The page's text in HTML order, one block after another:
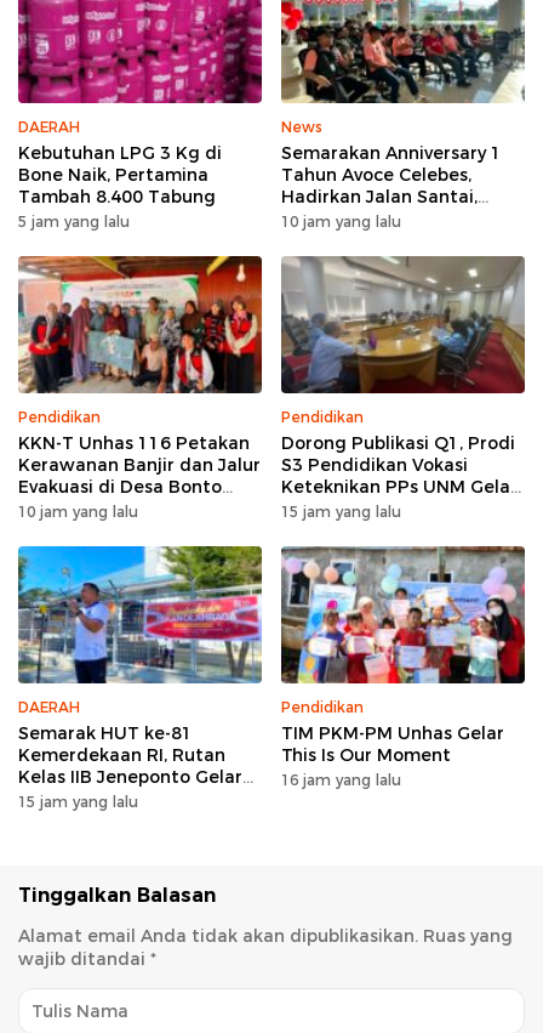
DAERAH
Kebutuhan LPG 3 Kg di
Bone Naik, Pertamina
Tambah 8.400 Tabung
5 jam yang lalu
News
Semarakan Anniversary 1
Tahun Avoce Celebes,
Hadirkan Jalan Santai,
Bakti Sosial, dan Hiburan
10 jam yang lalu
Pendidikan
KKN-T Unhas 116 Petakan
Kerawanan Banjir dan Jalur
Evakuasi di Desa Bonto
Tallasa
10 jam yang lalu
Pendidikan
Dorong Publikasi Q1, Prodi
S3 Pendidikan Vokasi
Keteknikan PPs UNM Gelar
Workshop Artikel Ilmiah
15 jam yang lalu
DAERAH
Semarak HUT ke-81
Kemerdekaan RI, Rutan
Kelas IIB Jeneponto Gelar
Upacara Pembukaan Pekan
15 jam yang lalu
Pendidikan
TIM PKM-PM Unhas Gelar
This Is Our Moment
16 jam yang lalu
Tinggalkan Balasan
Alamat email Anda tidak akan dipublikasikan. Ruas yang
wajib ditandai *